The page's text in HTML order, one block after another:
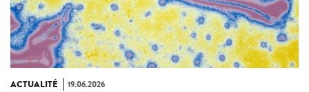
ACTUALITÉ 19.06.2026